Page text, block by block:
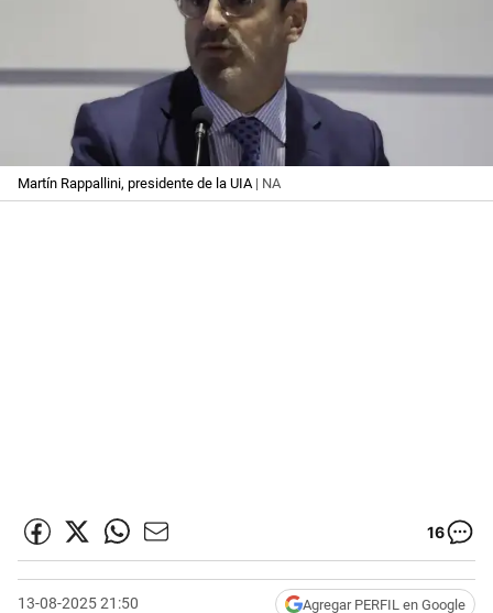
Martín Rappallini, presidente de la UIA| NA
16
13-08-2025 21:50 Agregar PERFIL en Google